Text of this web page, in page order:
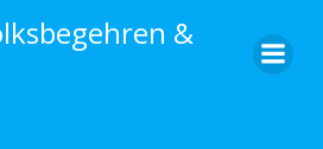
Inhalt
&